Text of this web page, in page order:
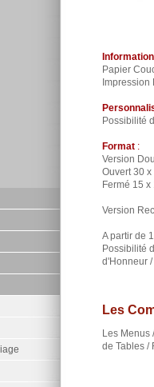
Papier
Impression
Possibilité
Format:
Version
Ouvert 30 x
Fermé 15 x
Version
A partir de
Possibilité
d'Honneur /
Les
Les Menus
de Tables /